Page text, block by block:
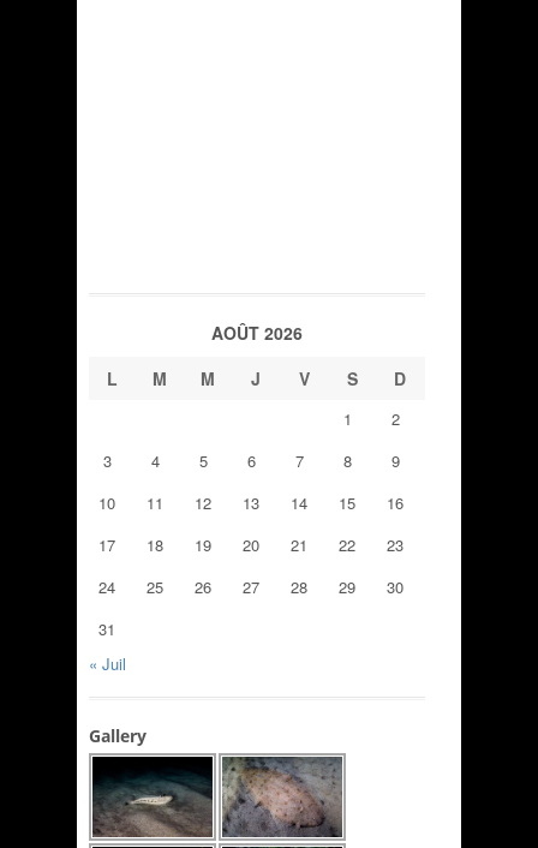
AOÛT 2026
L
M M J V S D
1
2
3
4 5 6 7 8
9
10
11 12 13 14 15
16
17
18 19 20 21 22
23
24
25 26 27 28 29
30
31
« Juil
Gallery